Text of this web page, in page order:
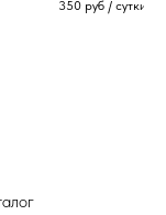
350 руб / сутки